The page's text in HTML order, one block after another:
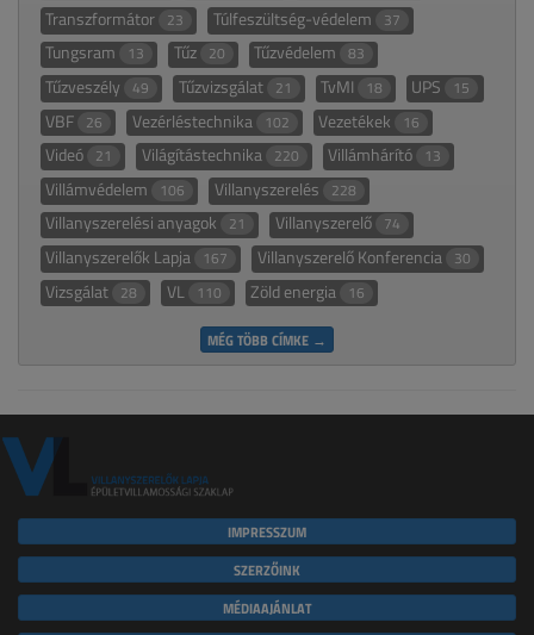
Transzformátor 23 Túlfeszültség-védelem 37
Tungsram 13 Tűz 20 Tűzvédelem 83
Tűzveszély 49 Tűzvizsgálat 21 TvMI 18 UPS 15
VBF 26 Vezérléstechnika 102 Vezetékek 16
Videó 21 Világítástechnika 220 Villámhárító 13
Villámvédelem 106 Villanyszerelés 228
Villanyszerelési anyagok 21 Villanyszerelő 74
Villanyszerelők Lapja 167 Villanyszerelő Konferencia 30
Vizsgálat 28 VL 110 Zöld energia 16
MÉG TÖBB CÍMKE →
IMPRESSZUM
SZERZŐINK
MÉDIAAJÁNLAT